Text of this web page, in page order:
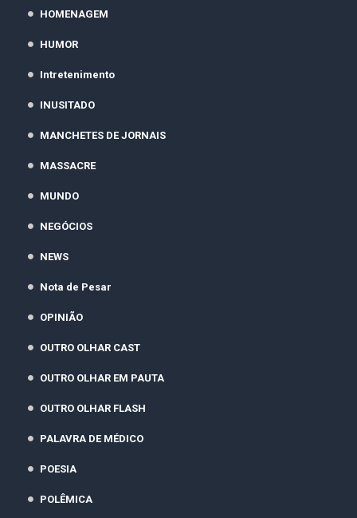
HOMENAGEM
HUMOR
Intretenimento
INUSITADO
MANCHETES DE JORNAIS
MASSACRE
MUNDO
NEGÓCIOS
NEWS
Nota de Pesar
OPINIÃO
OUTRO OLHAR CAST
OUTRO OLHAR EM PAUTA
OUTRO OLHAR FLASH
PALAVRA DE MÉDICO
POESIA
POLÊMICA